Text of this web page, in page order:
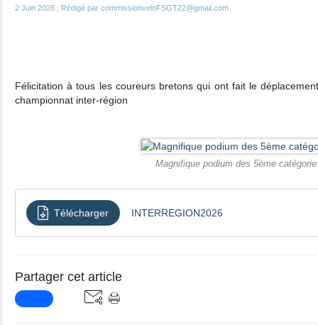
2 Juin 2026 , Rédigé par commissionveloFSGT22@gmail.com
Félicitation à tous les coureurs bretons qui ont fait le
championnat inter-région
Magnifique podium des 5ème catégorie
Télécharger INTERREGION2026
Partager cet article